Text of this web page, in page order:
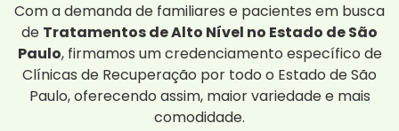
Com a demanda de familiares e pacientes em busca
de Tratamentos de Alto Nível no Estado de São
Paulo, firmamos um credenciamento específico de
Clínicas de Recuperação por todo o Estado de São
Paulo, oferecendo assim, maior variedade e mais
comodidade.